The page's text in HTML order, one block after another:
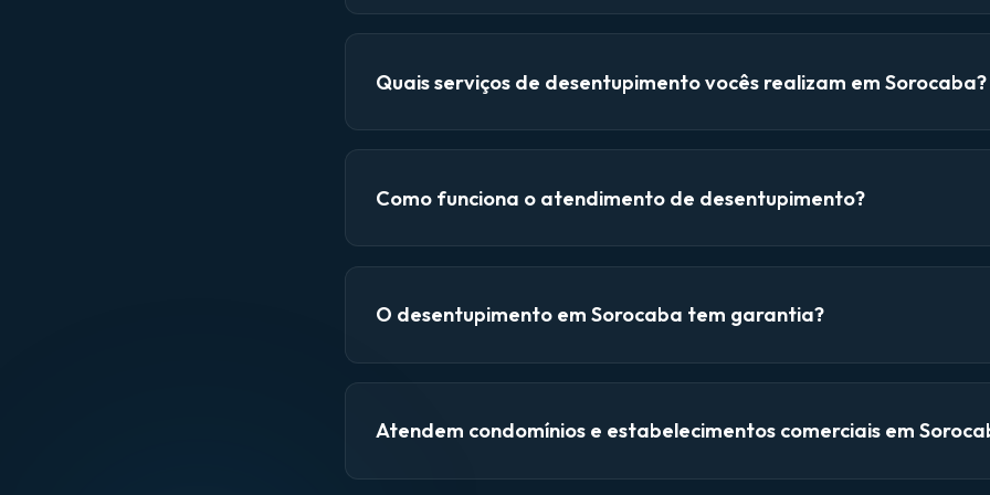
Quais serviços de desentupimento vocês realizam em Sorocaba?
Como funciona o atendimento de desentupimento?
O desentupimento em Sorocaba tem garantia?
Atendem condomínios e estabelecimentos comerciais em